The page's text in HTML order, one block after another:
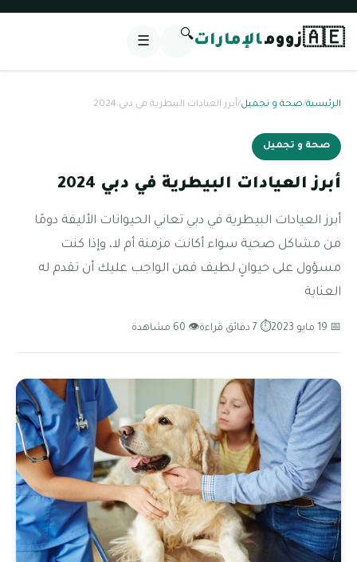
🇦🇪زوومالإمارات🔍
☰
الرئيسية/صحة و تجميل/أبرز العيادات البيطرية في دبي 2024
صحة و تجميل
أبرز العيادات البيطرية في دبي 2024
أبرز العيادات البيطرية في دبي تعاني الحيوانات الأليفة دومًا
من مشاكل صحية سواء أكانت مزمنة أم لا، وإذا كنت
مسؤول على حيوانٍ لطيف فمن الواجب عليك أن تقدم له
العناية
📅 19 مايو 2023 ⏱ 7 دقائق قراءة 👁 60 مشاهدة